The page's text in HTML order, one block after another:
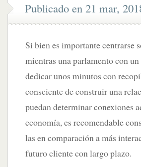
Publicado en 21 mar,
Si bien es importante centrarse
mientras una parlamento con
dedicar unos minutos con
consciente de construir una
puedan determinar conexiones
economía, es recomendable
las en comparación a más
futuro cliente con largo plazo.